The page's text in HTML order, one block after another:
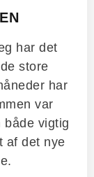
har det
store
har
var
både vigtig
af det nye